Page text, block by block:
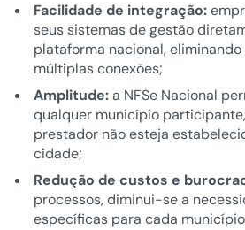
Facilidade de integração:
seus sistemas de gestão
plataforma nacional,
múltiplas conexões;
Amplitude:a NFSe Nacional
qualquer município
prestador não esteja
cidade;
Redução de custos e
processos, diminui-se a
específicas para cada